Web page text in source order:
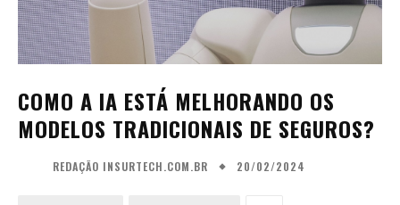
COMO A IA ESTÁ MELHORANDO OS
MODELOS TRADICIONAIS DE SEGUROS?
REDAÇÃO INSURTECH.COM.BR 20/02/2024